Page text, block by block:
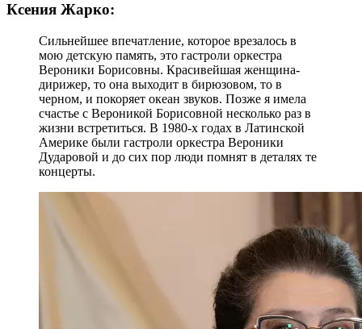
Ксения Жарко:
Сильнейшее впечатление, которое врезалось в
мою детскую память, это гастроли оркестра
Вероники Борисовны. Красивейшая женщина-
дирижер, то она выходит в бирюзовом, то в
черном, и покоряет океан звуков. Позже я имела
счастье с Вероникой Борисовной несколько раз в
жизни встретиться. В 1980-х годах в Латинской
Америке были гастроли оркестра Вероники
Дударовой и до сих пор люди помнят в деталях те
концерты.